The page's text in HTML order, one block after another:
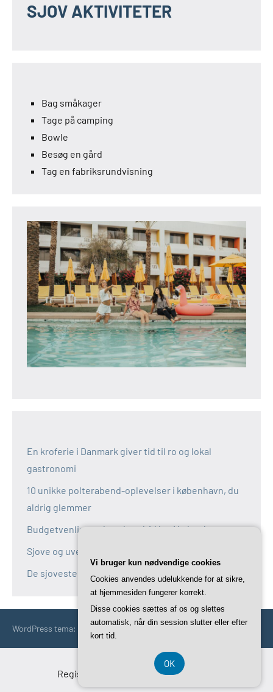
SJOV AKTIVITETER
Bag småkager
Tage på camping
Bowle
Besøg en gård
Tag en fabriksrundvisning
En kroferie i Danmark giver tid til ro og lokal
gastronomi
10 unikke polterabend-oplevelser i københavn, du
aldrig glemmer
Budgetvenlige polterabend-idéer i københavn
Sjove og uventede polterabend-idéer i københavn
De sjoveste aktiviteter til polterabend i københavn
WordPress tema: Occasio by ThemeZee.
Registreringsnummer DK-37 40 77 39
Vi bruger kun nødvendige cookies
Cookies anvendes udelukkende for at sikre,
at hjemmesiden fungerer korrekt.
Disse cookies sættes af os og slettes
automatisk, når din session slutter eller efter
kort tid.
OK